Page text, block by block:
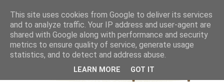
This site uses cookies from Google to deliver its services
and to analyze traffic. Your IP address and user-agent are
shared with Google along with performance and security
metrics to ensure quality of service, generate usage
statistics, and to detect and address abuse.
LEARN MORE GOT IT